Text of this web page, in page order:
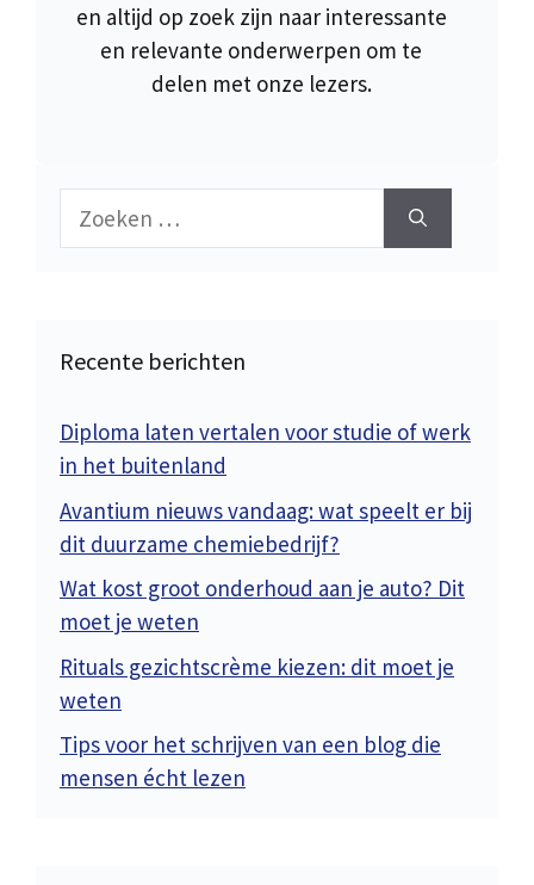
en altijd op zoek zijn naar interessante
en relevante onderwerpen om te
delen met onze lezers.
Zoek
Recente berichten
Diploma laten vertalen voor studie of werk
in het buitenland
Avantium nieuws vandaag: wat speelt er bij
dit duurzame chemiebedrijf?
Wat kost groot onderhoud aan je auto? Dit
moet je weten
Rituals gezichtscrème kiezen: dit moet je
weten
Tips voor het schrijven van een blog die
mensen écht lezen